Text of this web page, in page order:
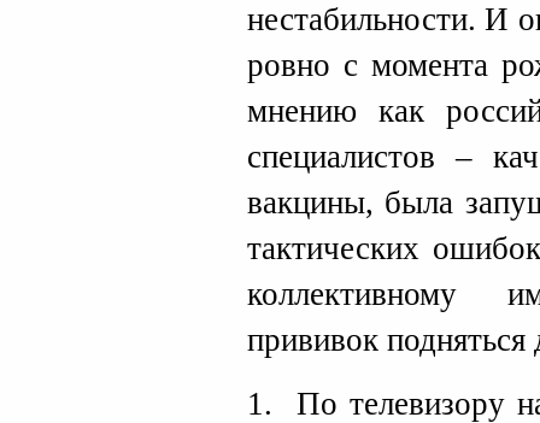
нестабильности. И
ровно с момента
мнению как
специалистов –
вакцины, была
тактических
коллективному
прививок
1. По телевизору